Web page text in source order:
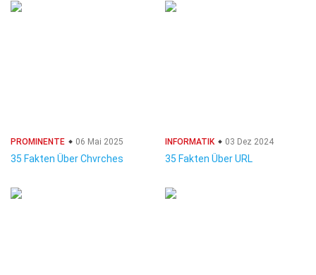
PROMINENTE 06 Mai 2025
35 Fakten Über Chvrches
INFORMATIK 03 Dez 2024
35 Fakten Über URL